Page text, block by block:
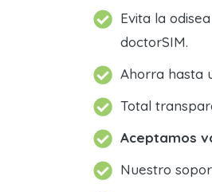
Evita la
doctorSIM.
Ahorra hasta
Total
Aceptamos
Nuestro